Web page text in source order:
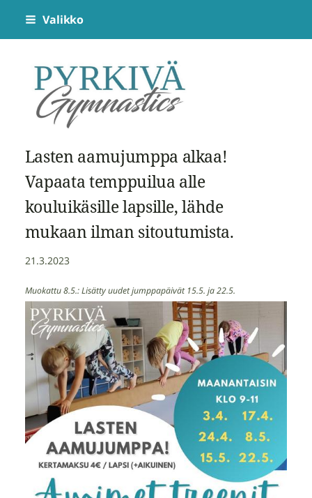
Siirry
sivun
sisältöön
Valikko
Pyrkivä Gymnastics
Lasten aamujumppa alkaa!
Vapaata temppuilua alle
kouluikäsille lapsille, lähde
mukaan ilman sitoutumista.
21.3.2023
Muokattu 8.5.: Lisätty uudet jumppapäivät 15.5. ja 22.5.